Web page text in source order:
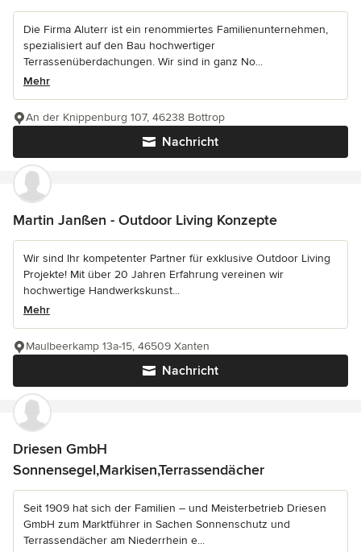
Die Firma Aluterr ist ein renommiertes Familienunternehmen,
spezialisiert auf den Bau hochwertiger
Terrassenüberdachungen. Wir sind in ganz No...
Mehr
Nachricht
An der Knippenburg 107, 46238 Bottrop
Martin Janßen - Outdoor Living Konzepte
Wir sind Ihr kompetenter Partner für exklusive Outdoor Living
Projekte! Mit über 20 Jahren Erfahrung vereinen wir
hochwertige Handwerkskunst...
Mehr
Nachricht
Maulbeerkamp 13a-15, 46509 Xanten
Driesen GmbH
Sonnensegel,Markisen,Terrassendächer
Seit 1909 hat sich der Familien – und Meisterbetrieb Driesen
GmbH zum Marktführer in Sachen Sonnenschutz und
Terrassendächer am Niederrhein e...